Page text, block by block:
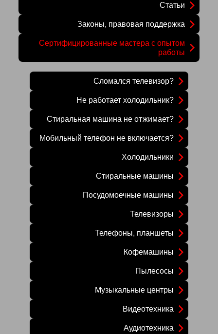
Статьи
Законы, правовая поддержка
Сертифицированные мастера с опытом
работы
Сломался телевизор?
Не работает холодильник?
Стиральная машина не отжимает?
Мобильный телефон не включается?
Холодильники
Стиральные машины
Посудомоечные машины
Телевизоры
Телефоны, планшеты
Кофемашины
Пылесосы
Музыкальные центры
Видеотехника
Аудиотехника